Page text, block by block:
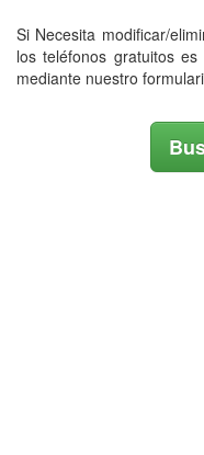
Si Necesita modificar/
los teléfonos gratuitos
mediante nuestro